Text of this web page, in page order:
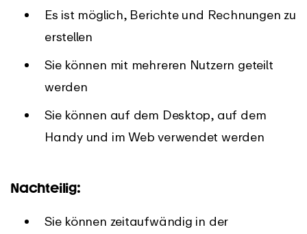
Es ist möglich, Berichte und Rechnungen zu
erstellen
Sie können mit mehreren Nutzern geteilt
werden
Sie können auf dem Desktop, auf dem
Handy und im Web verwendet werden
Nachteilig:
Sie können zeitaufwändig in der